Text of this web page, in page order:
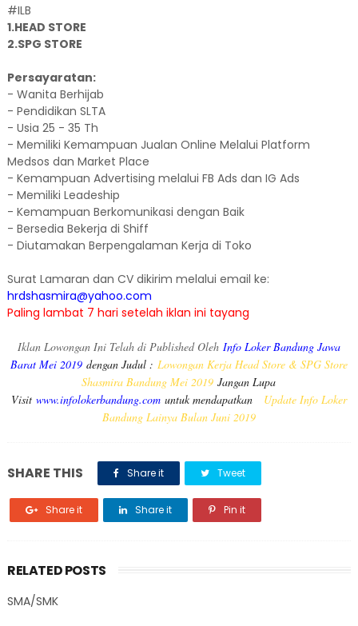
#ILB
1.HEAD STORE
2.SPG STORE
Persayaratan:
- Wanita Berhijab
- Pendidikan SLTA
- Usia 25 - 35 Th
- Memiliki Kemampuan Jualan Online Melalui Platform
Medsos dan Market Place
- Kemampuan Advertising melalui FB Ads dan IG Ads
- Memiliki Leadeship
- Kemampuan Berkomunikasi dengan Baik
- Bersedia Bekerja di Shiff
- Diutamakan Berpengalaman Kerja di Toko
Surat Lamaran dan CV dikirim melalui email ke:
hrdshasmira@yahoo.com
Paling lambat 7 hari setelah iklan ini tayang
Iklan Lowongan Ini Telah di Published Oleh Info Loker Bandung Jawa
Barat Mei 2019 dengan Judul : Lowongan Kerja Head Store & SPG Store
Shasmira Bandung Mei 2019 Jangan Lupa
Visit www.infolokerbandung.com untuk mendapatkan Update Info Loker
Bandung Lainya Bulan Juni 2019
SHARE THIS Share it Tweet
Share it Share it Pin it
RELATED POSTS
SMA/SMK